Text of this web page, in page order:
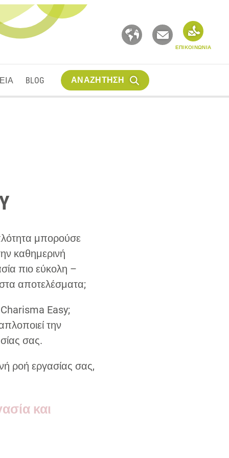
ΕΠΙΚΟΙΝΩΝΙΑ
BLOG ΑΝΑΖΗΤΗΣΗ
μπορούσε
καθημερινή
πιο εύκολη –
αποτελέσματα;
Charisma Easy;
την
σας.
ροή εργασίας σας,
και